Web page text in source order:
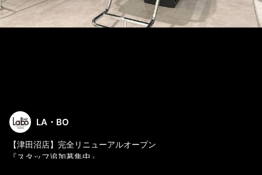
LA・BO
【津田沼店】完全リニューアルオープン
『スタッフ追加募集中』